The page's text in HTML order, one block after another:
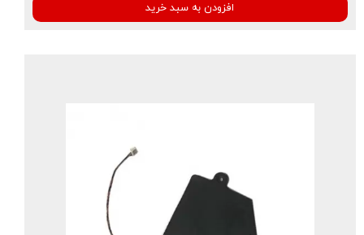
افزودن به سبد خرید